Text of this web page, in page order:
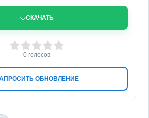
СКАЧАТЬ
ОБНОВЛЕНИЕ
3 4 5
0 голосов